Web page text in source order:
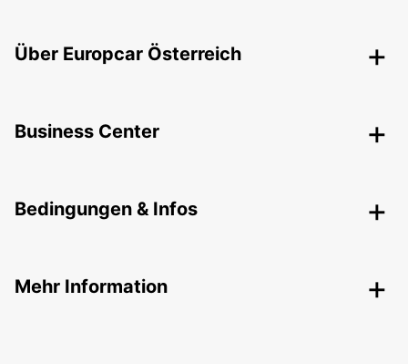
Über Europcar Österreich
Business Center
Bedingungen & Infos
Mehr Information